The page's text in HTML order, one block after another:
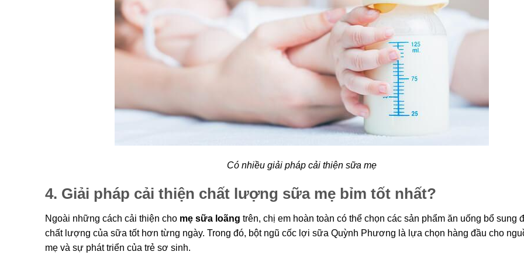
Có nhiều giải pháp cải thiện sữa mẹ
4. Giải pháp cải thiện chất lượng sữa mẹ bỉm tốt nhất?
Ngoài những cách cải thiện cho mẹ sữa loãng trên, chị em hoàn toàn có thể chọn các sản phẩm ăn uống bổ sung
chất lượng của sữa tốt hơn từng ngày. Trong đó, bột ngũ cốc lợi sữa Quỳnh Phương là lựa chọn hàng đầu cho
mẹ và sự phát triển của trẻ sơ sinh.